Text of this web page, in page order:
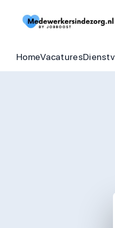
HomeVacatures
Begeleider
Thuishulp In